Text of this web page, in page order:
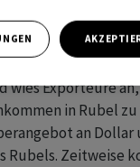
wies Exporteure
in Rubel zu
an Dollar
Rubels. Zeitweise